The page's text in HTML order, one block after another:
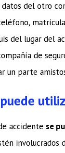
datos del otro
del lugar del
de
un parte
puede
accidente se
involucrados